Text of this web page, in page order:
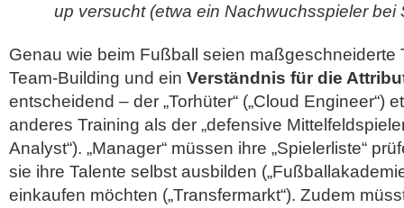
up versucht (etwa ein Nachwuchsspieler bei
Genau wie beim Fußball seien maßgeschneiderte
Team-Building und ein Verständnis für die
entscheidend – der „Torhüter“ („Cloud Engineer“)
anderes Training als der „defensive
Analyst“). „Manager“ müssen ihre „Spielerliste“
sie ihre Talente selbst ausbilden
einkaufen möchten („Transfermarkt“). Zudem